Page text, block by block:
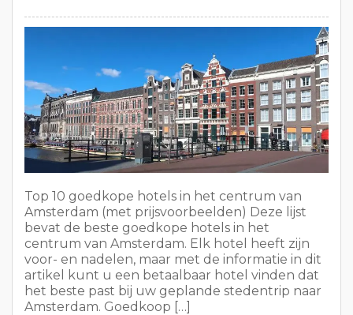
Top 10 goedkope hotels in het centrum van
Amsterdam (met prijsvoorbeelden) Deze lijst
bevat de beste goedkope hotels in het
centrum van Amsterdam. Elk hotel heeft zijn
voor- en nadelen, maar met de informatie in dit
artikel kunt u een betaalbaar hotel vinden dat
het beste past bij uw geplande stedentrip naar
Amsterdam. Goedkoop […]